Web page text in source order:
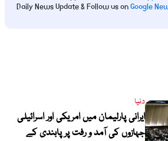
Daily News Update & Follow us onGoogle
دنیا
ایرانی پارلیمان میں امریکی اور اسرائیلی
جہازوں کی آمد و رفت پر پابندی کے